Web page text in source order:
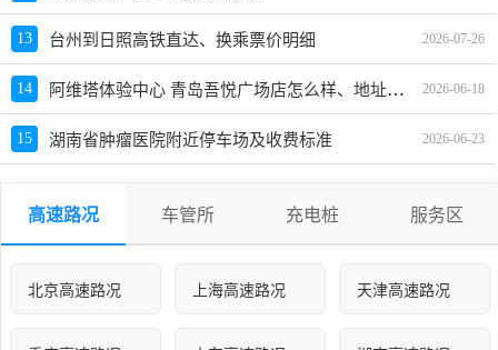
13 台州到日照高铁直达、换乘票价明细 2026-07-26
14 阿维塔体验中心 青岛吾悦广场店怎么样、地址、电话、上班时间查询 2026-06-18
15 湖南省肿瘤医院附近停车场及收费标准 2026-06-23
高速路况 车管所 充电桩 服务区
北京高速路况 上海高速路况 天津高速路况